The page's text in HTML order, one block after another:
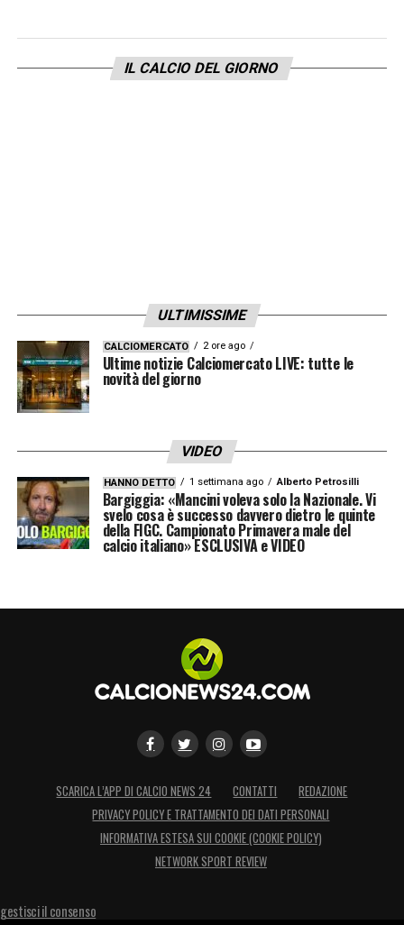
molto in quello che posso fare. Il rapporto è
importante, dobbiamo averli dalla nostra
intelligenti. Ho instaurato un ottimo rapporto
con i miei giocatori».
LA PLAYLIST DELLE NOSTRE TOP NEWS
IL CALCIO DEL GIORNO
ULTIMISSIME
CALCIOMERCATO 2 ore ago
Ultime notizie Calciomercato LIVE: tutte le
novità del giorno
VIDEO
HANNO DETTO 1 settimana ago Alberto Petrosilli
Bargiggia: «Mancini voleva solo la Nazionale. Vi
svelo cosa è successo davvero dietro le quinte
della FIGC. Campionato Primavera male del
calcio italiano» ESCLUSIVA e VIDEO
SCARICA L’APP DI CALCIO NEWS 24 CONTATTI
REDAZIONE
PRIVACY POLICY E TRATTAMENTO DEI DATI PERSONALI
INFORMATIVA ESTESA SUI COOKIE (COOKIE POLICY)
NETWORK SPORT REVIEW
gestisci il consenso